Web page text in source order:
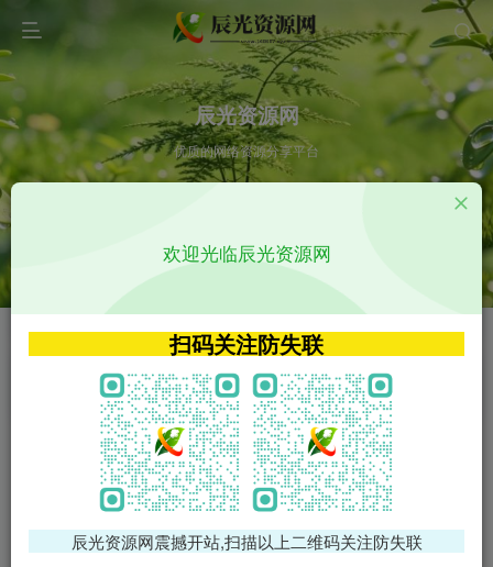
辰光资源网
优质的网络资源分享平台
VIP特权介绍 APP源码
VIP特权介绍
火
VIP特权介绍
影视源码
影视源码
免费领支付宝红包
腾讯轻量4核4G3M服务器38元/
欢迎光临辰光资源网
扫码关注防失联
辰光资源网震撼开站,扫描以上二维码关注防失联